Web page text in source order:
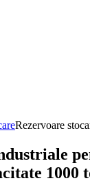
Rezervoare
1000